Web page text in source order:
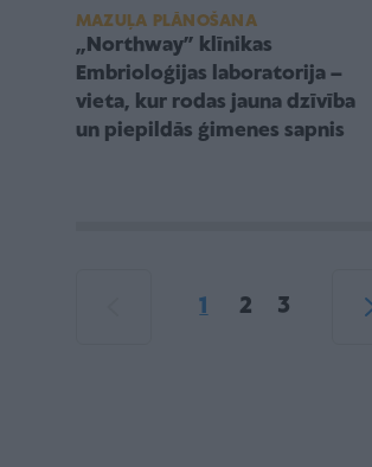
MAZUĻA PLĀNOŠANA
„Northway” klīnikas
Embrioloģijas laboratorija –
vieta, kur rodas jauna dzīvība
un piepildās ģimenes sapnis
1 2 3